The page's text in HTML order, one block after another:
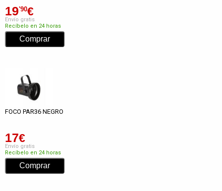
19'90€
Envío gratis
Recíbelo en 24 horas
FOCO PAR36 NEGRO
17€
Envío gratis
Recíbelo en 24 horas